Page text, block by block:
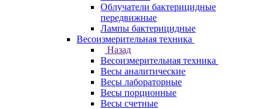
Облучатели бактерицидные
передвижные
Лампы бактерицидные
Весоизмерительная техника
Назад
Весоизмерительная техника
Весы аналитические
Весы лабораторные
Весы порционные
Весы счетные